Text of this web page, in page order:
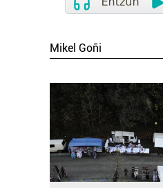
Mikel Goñi